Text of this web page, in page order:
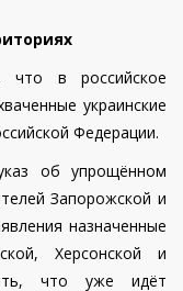
что в российское
украинские
Федерации.
об упрощённом
Запорожской и
назначенные
Херсонской и
что уже идёт